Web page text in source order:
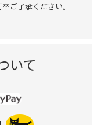
ご了承ください。
いて